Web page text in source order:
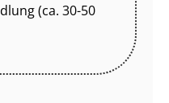
(ca. 30-50